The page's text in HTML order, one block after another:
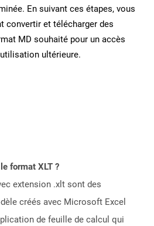
En suivant ces étapes, vous
convertir et télécharger des
MD souhaité pour un accès
ultérieure.
format XLT ?
extension .xlt sont des
créés avec Microsoft Excel
de feuille de calcul qui